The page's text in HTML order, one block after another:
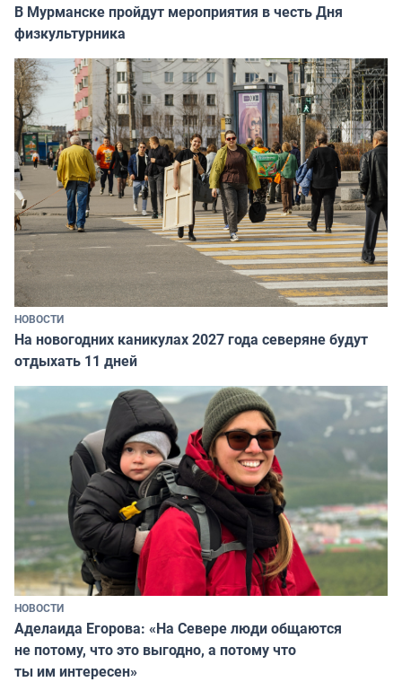
В Мурманске пройдут мероприятия в честь Дня
физкультурника
НОВОСТИ
На новогодних каникулах 2027 года северяне будут
отдыхать 11 дней
НОВОСТИ
Аделаида Егорова: «На Севере люди общаются
не потому, что это выгодно, а потому что
ты им интересен»